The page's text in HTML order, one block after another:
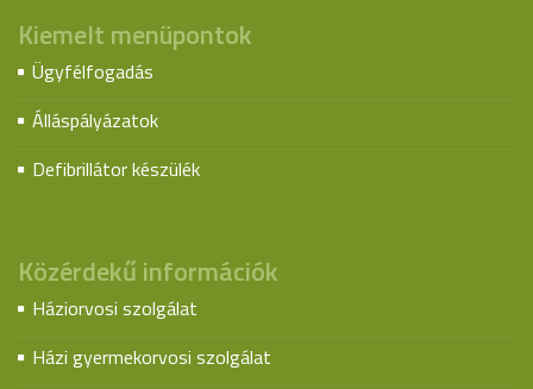
Kiemelt menüpontok
Ügyfélfogadás
Álláspályázatok
Defibrillátor készülék
Közérdekű információk
Háziorvosi szolgálat
Házi gyermekorvosi szolgálat